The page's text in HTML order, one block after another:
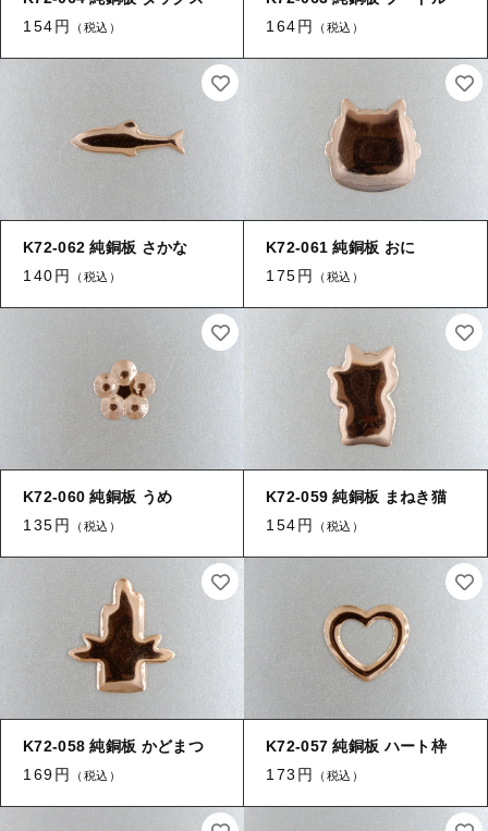
154円
（税込）
164円
（税込）
K72-062 純銅板 さかな
140円
（税込）
K72-061 純銅板 おに
175円
（税込）
K72-060 純銅板 うめ
135円
（税込）
K72-059 純銅板 まねき猫
154円
（税込）
K72-058 純銅板 かどまつ
169円
（税込）
K72-057 純銅板 ハート枠
173円
（税込）
【留め金具】 タイタック
【留め金具】 スライダー
【留め金具】 ループタイ金具
【留め金具】 帯留め
【留め金具】 ヘア留め
【留め金具】 ブレスレットパーツ
【留め金具】 カブトピン
【留め金具】 エスカルゴ
【留め金具】 玉環・舟環
【留め金具】 ツナギ環
【留め金具】 服飾
【留め金具】 ネックレス用金具・エリ吊り
キャップ・エンドパーツ
【留め金具】 クリップ・差込
【留め金具】 マスク用クリップ
【留め金具】 ネクタイピン
【留め金具】 タイタック
【留め金具】 スライダー
【留め金具】 ループタイ金具
【留め金具】 スカーフ留め
【留め金具】 スティックピン
【留め金具】 帯留め
【留め金具】 紐止め・コの字
【留め金具】 ヘア留め
【留め金具】 ブレスレットパーツ